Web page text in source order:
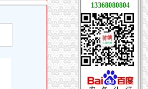
13368080804